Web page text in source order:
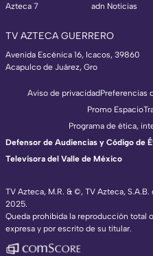
Azteca 7
adn Noticias
TV AZTECA GUERRERO
Avenida Escénica 16, Icacos, 39860
Acapulco de Juárez, Gro
TV Azteca, M.R. & ©, TV Azteca,
2025.
Queda prohibida la reproducción total
expresa y por escrito de su titular.
Aviso de privacidadPreferencias
Promo Espacio
Programa de ética,
Defensor de Audiencias y Código de
Televisora del Valle de México